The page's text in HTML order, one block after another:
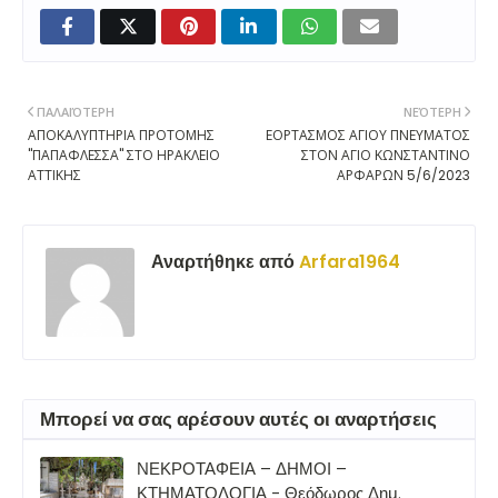
ι
α
ι
δ
ρ
ΝΕΌΤΕΡΗ
ΕΟΡΤΑΣΜΟΣ ΑΓΙΟΥ ΠΝΕΥΜΑΤΟΣ
ΣΤΟΝ ΑΓΙΟ ΚΩΝΣΤΑΝΤΙΝΟ
ΑΡΦΑΡΩΝ 5/6/2023
ΠΑΛΑΙΌΤΕΡΗ
ΑΠΟΚΑΛΥΠΤΗΡΙΑ ΠΡΟΤΟΜΗΣ
''ΠΑΠΑΦΛΕΣΣΑ'' ΣΤΟ ΗΡΑΚΛΕΙΟ
ΑΤΤΙΚΗΣ
Αναρτήθηκε απόArfara1964
Μπορεί να σας αρέσουν αυτές οι αναρτήσεις
ΝΕΚΡΟΤΑΦΕΙΑ – ΔΗΜΟΙ –
ΚΤΗΜΑΤΟΛΟΓΙΑ - Θεόδωρος Δημ.